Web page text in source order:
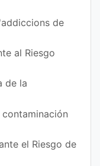
de
al Riesgo
de la
el Riesgo de